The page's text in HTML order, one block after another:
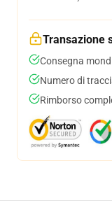
Transazione
Consegna
Numero di
Rimborso